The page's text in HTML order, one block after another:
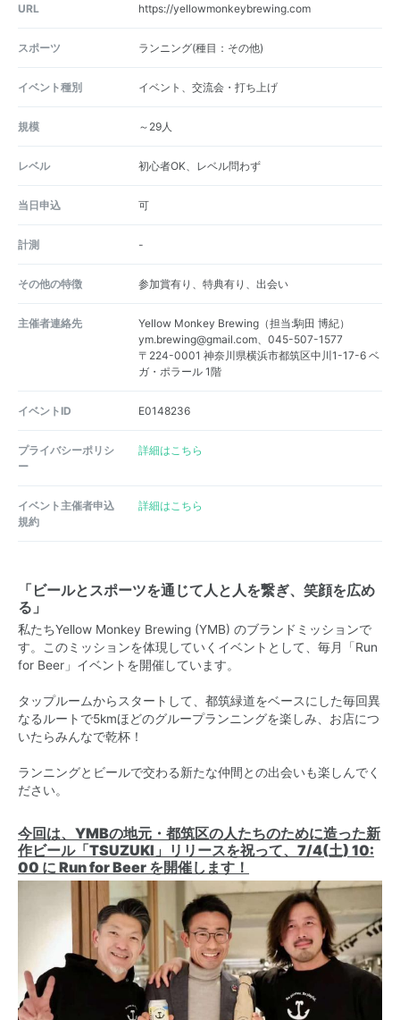
URL https://yellowmonkeybrewing.com
スポーツ ランニング(種目：その他)
イベント種別 イベント、交流会・打ち上げ
規模 ～29人
レベル 初心者OK、レベル問わず
当日申込 可
計測 -
その他の特徴 参加賞有り、特典有り、出会い
主催者連絡先
Yellow Monkey Brewing（担当:駒田 博紀）
ym.brewing@gmail.com、045-507-1577
〒224-0001 神奈川県横浜市都筑区中川1-17-6 ベ
ガ・ポラール 1階
イベントID E0148236
プライバシーポリシ
ー
詳細はこちら
イベント主催者申込
規約
詳細はこちら
「ビールとスポーツを通じて人と人を繋ぎ、笑顔を広め
る」
私たちYellow Monkey Brewing (YMB) のブランドミッションで
す。このミッションを体現していくイベントとして、毎月「Run
for Beer」イベントを開催しています。
タップルームからスタートして、都筑緑道をベースにした毎回異
なるルートで5kmほどのグループランニングを楽しみ、お店につ
いたらみんなで乾杯！
ランニングとビールで交わる新たな仲間との出会いも楽しんでく
ださい。
今回は、YMBの地元・都筑区の人たちのために造った新
作ビール「TSUZUKI」リリースを祝って、7/4(土) 10:
00 に Run for Beer を開催します！